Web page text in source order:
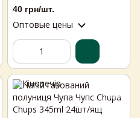
40 грн/шт.
Оптовые цены